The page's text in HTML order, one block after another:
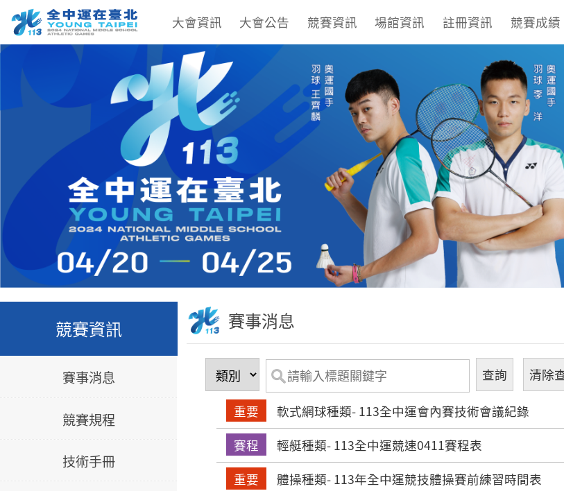
大會資訊 大會公告 競賽資訊 場館資訊 註冊資訊 競賽成績
競賽資訊
賽事消息
競賽規程
技術手冊
賽事消息
重要 軟式網球種類- 113全中運會內賽技術會議紀錄
賽程
輕艇種類- 113全中運競速0411賽程表
重要
體操種類- 113年全中運競技體操賽前練習時間表